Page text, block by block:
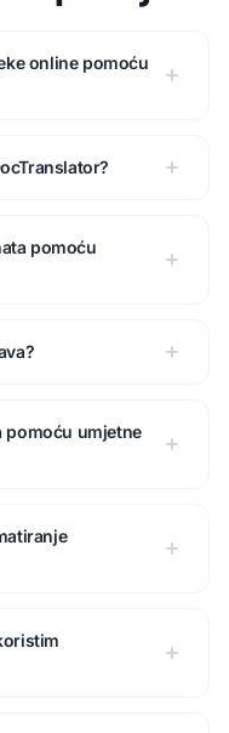
online pomoću
pomoću
pomoću umjetne